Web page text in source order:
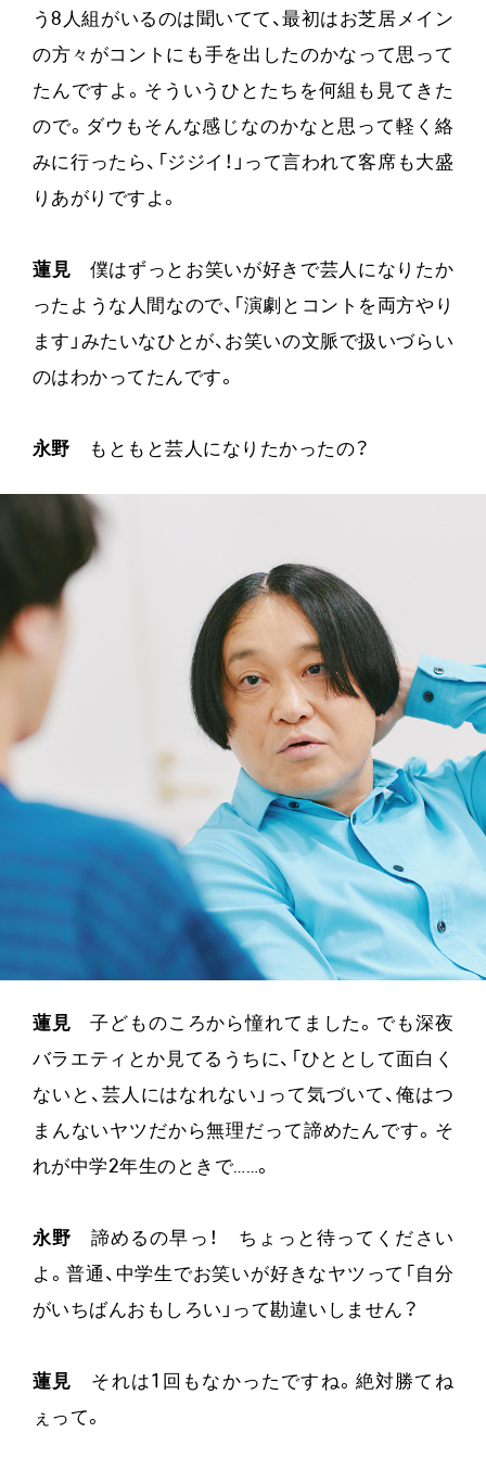
う8人組がいるのは聞いてて、最初はお芝居メイン
の方々がコントにも手を出したのかなって思って
たんですよ。そういうひとたちを何組も見てきた
ので。ダウもそんな感じなのかなと思って軽く絡
みに行ったら、「ジジイ！」って言われて客席も大盛
りあがりですよ。
蓮見 僕はずっとお笑いが好きで芸人になりたか
ったような人間なので、「演劇とコントを両方やり
ます」みたいなひとが、お笑いの文脈で扱いづらい
のはわかってたんです。
永野 もともと芸人になりたかったの？
蓮見 子どものころから憧れてました。でも深夜
バラエティとか見てるうちに、「ひととして面白く
ないと、芸人にはなれない」って気づいて、俺はつ
まんないヤツだから無理だって諦めたんです。そ
れが中学2年生のときで……。
永野 諦めるの早っ！ ちょっと待ってください
よ。普通、中学生でお笑いが好きなヤツって「自分
がいちばんおもしろい」って勘違いしません？
蓮見 それは1回もなかったですね。絶対勝てね
ぇって。